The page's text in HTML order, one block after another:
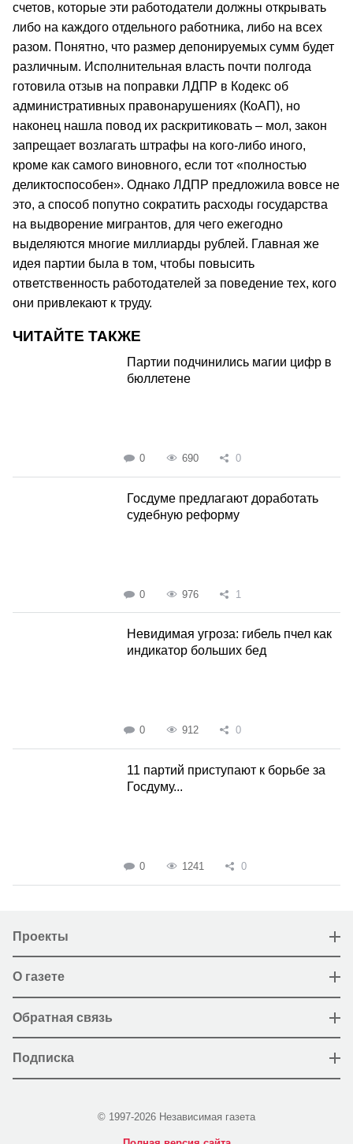
счетов, которые эти работодатели должны открывать
либо на каждого отдельного работника, либо на всех
разом. Понятно, что размер депонируемых сумм будет
различным. Исполнительная власть почти полгода
готовила отзыв на поправки ЛДПР в Кодекс об
административных правонарушениях (КоАП), но
наконец нашла повод их раскритиковать – мол, закон
запрещает возлагать штрафы на кого-либо иного,
кроме как самого виновного, если тот «полностью
деликтоспособен». Однако ЛДПР предложила вовсе не
это, а способ попутно сократить расходы государства
на выдворение мигрантов, для чего ежегодно
выделяются многие миллиарды рублей. Главная же
идея партии была в том, чтобы повысить
ответственность работодателей за поведение тех, кого
они привлекают к труду.
ЧИТАЙТЕ ТАКЖЕ
Партии подчинились магии цифр в
бюллетене
0 690 0
Госдуме предлагают доработать
судебную реформу
0 976 1
Невидимая угроза: гибель пчел как
индикатор больших бед
0 912 0
11 партий приступают к борьбе за
Госдуму...
0 1241 0
Проекты
О газете
Обратная связь
Подписка
© 1997-2026 Независимая газета